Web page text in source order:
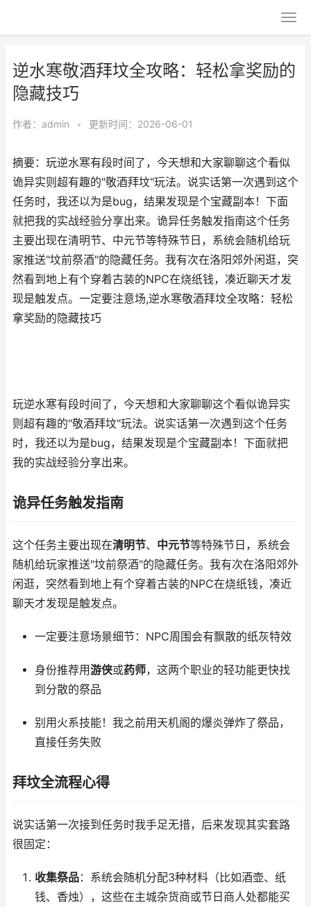
逆水寒敬酒拜坟全攻略：轻松拿奖励的
隐藏技巧
作者： admin • 更新时间：2026-06-01
摘要：玩逆水寒有段时间了，今天想和大家聊聊这个看似
诡异实则超有趣的"敬酒拜坟"玩法。说实话第一次遇到这个
任务时，我还以为是bug，结果发现是个宝藏副本！下面
就把我的实战经验分享出来。诡异任务触发指南这个任务
主要出现在清明节、中元节等特殊节日，系统会随机给玩
家推送"坟前祭酒"的隐藏任务。我有次在洛阳郊外闲逛，突
然看到地上有个穿着古装的NPC在烧纸钱，凑近聊天才发
现是触发点。一定要注意场,逆水寒敬酒拜坟全攻略：轻松
拿奖励的隐藏技巧
玩逆水寒有段时间了，今天想和大家聊聊这个看似诡异实
则超有趣的"敬酒拜坟"玩法。说实话第一次遇到这个任务
时，我还以为是bug，结果发现是个宝藏副本！下面就把
我的实战经验分享出来。
诡异任务触发指南
这个任务主要出现在清明节、 中元节等特殊节日，系统会
随机给玩家推送"坟前祭酒"的隐藏任务。我有次在洛阳郊外
闲逛，突然看到地上有个穿着古装的NPC在烧纸钱，凑近
聊天才发现是触发点。
一定要注意场景细节：NPC周围会有飘散的纸灰特效
身份推荐用游侠或药师，这两个职业的轻功能更快找
到分散的祭品
别用火系技能！我之前用天机阁的爆炎弹炸了祭品，
直接任务失败
拜坟全流程心得
说实话第一次接到任务时我手足无措，后来发现其实套路
很固定：
收集祭品：系统会随机分配3种材料（比如酒壶、纸
钱、香烛），这些在主城杂货商或节日商人处都能买